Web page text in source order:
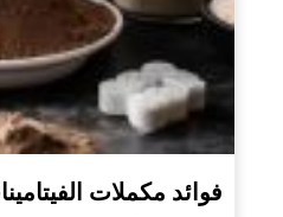
فوائد مكملات